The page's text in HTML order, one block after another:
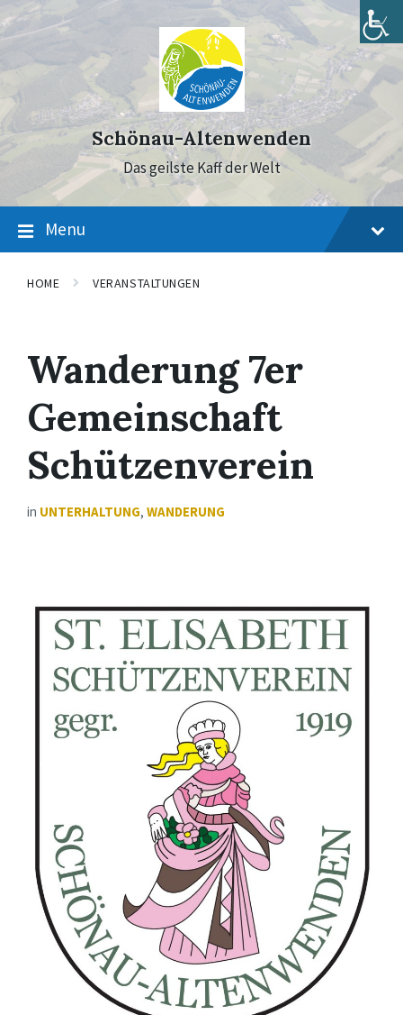
to
content
to
main
navigation
to
footer
Schönau-Altenwenden
Das geilste Kaff der Welt
Menu
HOME VERANSTALTUNGEN
Wanderung 7er
Gemeinschaft
Schützenverein
in UNTERHALTUNG, WANDERUNG